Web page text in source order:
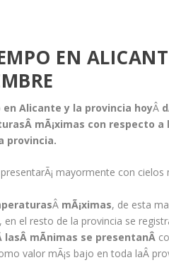
EN
en Alicante y la provincia hoyÂ
mÃ¡ximas con respecto
provincia.
mayormente con
Â mÃ¡ximas, de esta
en el resto de la provincia se
lasÂ mÃ­nimas se presentanÂ
valor mÃ¡s bajo en toda laÂ